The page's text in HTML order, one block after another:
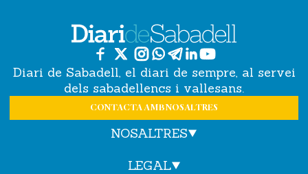
Diari de Sabadell, el diari de sempre, al servei
dels sabadellencs i vallesans.
CONTACTA AMB NOSALTRES
NOSALTRES
LEGAL